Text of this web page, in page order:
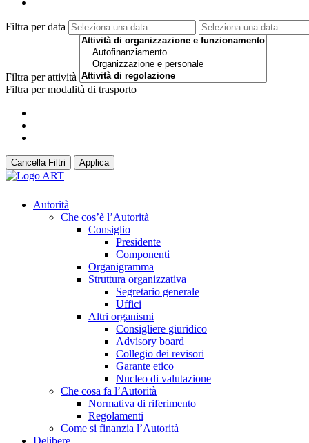
Filtra per data
Filtra per attività
Filtra per modalità di trasporto
Cancella Filtri Applica
Autorità
Che cos’è l’Autorità
Consiglio
Presidente
Componenti
Organigramma
Struttura organizzativa
Segretario generale
Uffici
Altri organismi
Consigliere giuridico
Advisory board
Collegio dei revisori
Garante etico
Nucleo di valutazione
Che cosa fa l’Autorità
Normativa di riferimento
Regolamenti
Come si finanzia l’Autorità
Delibere